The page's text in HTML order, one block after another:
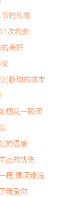
的礼物
次约会
美好
移动的城市
花一瞬间
温度
的忧伤
,情深缘浅
爱你